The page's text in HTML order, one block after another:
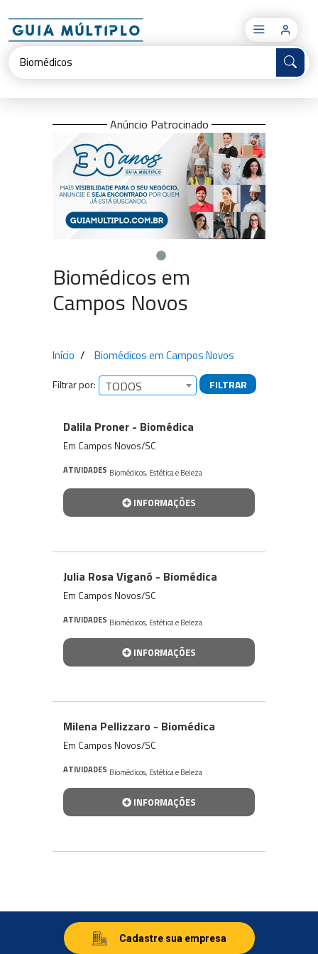
×
Anúncio Patrocinado
Biomédicos em
Campos Novos
Início Biomédicos em Campos Novos
Filtrar por: TODOS FILTRAR
Empresas encontradas
Dalila Proner - Biomédica
Em Campos Novos/SC
ATIVIDADES Biomédicos, Estética e Beleza
INFORMAÇÕES
Julia Rosa Viganó - Biomédica
Em Campos Novos/SC
ATIVIDADES Biomédicos, Estética e Beleza
INFORMAÇÕES
Milena Pellizzaro - Biomédica
Em Campos Novos/SC
ATIVIDADES Biomédicos, Estética e Beleza
INFORMAÇÕES
Cadastre sua empresa